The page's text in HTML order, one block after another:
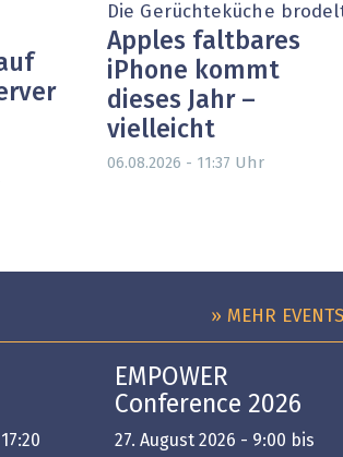
Die Gerüchteküche
Apples faltbares
iPhone kommt
dieses Jahr –
vielleicht
06.08.2026 - 11:37 Uhr
» MEHR
EMPOWER
Conference 2026
27. August 2026 - 9:00 bis